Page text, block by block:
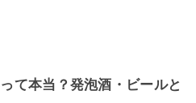
て本当？発泡酒・ビールと